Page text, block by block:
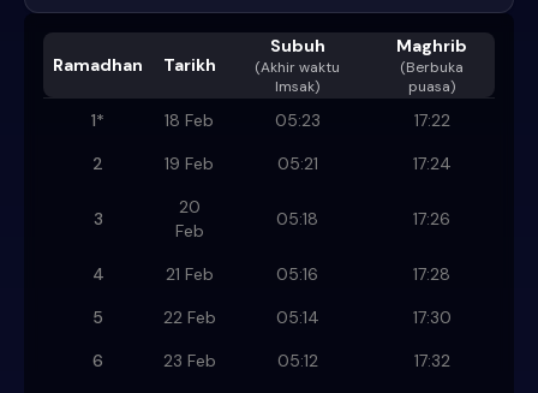
Ramadhan Tarikh
Subuh
(Akhir waktu
Imsak)
Maghrib
(Berbuka
puasa)
1* 18 Feb 05:23
17:22
2
19 Feb 05:21 17:24
3
20
Feb
05:18 17:26
4 21 Feb 05:16
17:28
5
22 Feb 05:14
17:30
6
23 Feb 05:12 17:32